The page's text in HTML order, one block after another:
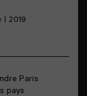
2019
Paris
pays